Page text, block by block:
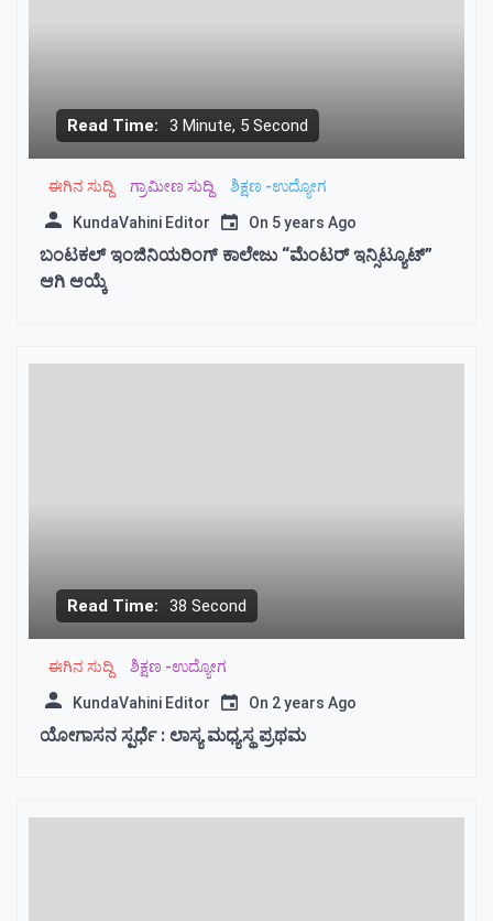
Read Time: 3 Minute, 5 Second
ಈಗಿನ ಸುದ್ದಿ ಗ್ರಾಮೀಣ ಸುದ್ದಿ ಶಿಕ್ಷಣ -ಉದ್ಯೋಗ
KundaVahini Editor On 5 years Ago
ಬಂಟಕಲ್ ಇಂಜಿನಿಯರಿಂಗ್ ಕಾಲೇಜು “ಮೆಂಟರ್ ಇನ್ಸಿಟ್ಯೂಟ್”
ಆಗಿ ಆಯ್ಕೆ
Read Time: 38 Second
ಈಗಿನ ಸುದ್ದಿ ಶಿಕ್ಷಣ -ಉದ್ಯೋಗ
KundaVahini Editor On 2 years Ago
ಯೋಗಾಸನ ಸ್ಪರ್ಧೆ : ಲಾಸ್ಯ ಮಧ್ಯಸ್ಥ ಪ್ರಥಮ